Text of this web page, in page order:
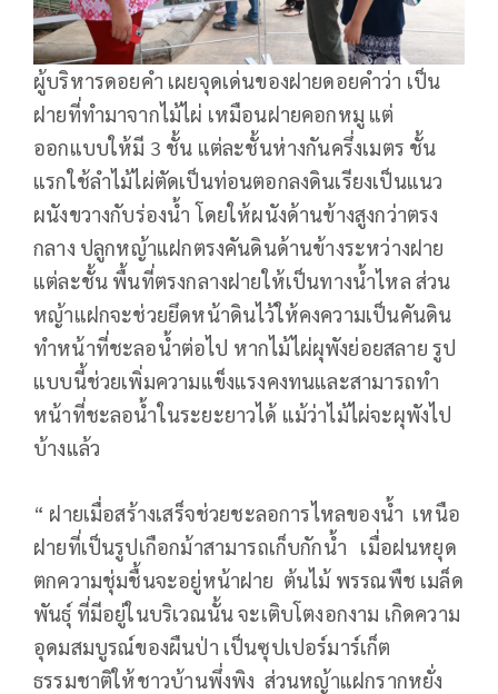
ผู้บริหารดอยคำ เผยจุดเด่นของฝายดอยคำว่า เป็น
ฝายที่ทำมาจากไม้ไผ่ เหมือนฝายคอกหมู แต่
ออกแบบให้มี 3 ชั้น แต่ละชั้นห่างกันครึ่งเมตร ชั้น
แรกใช้ลำไม้ไผ่ตัดเป็นท่อนตอกลงดินเรียงเป็นแนว
ผนังขวางกับร่องน้ำ โดยให้ผนังด้านข้างสูงกว่าตรง
กลาง ปลูกหญ้าแฝกตรงคันดินด้านข้างระหว่างฝาย
แต่ละชั้น พื้นที่ตรงกลางฝายให้เป็นทางน้ำไหล ส่วน
หญ้าแฝกจะช่วยยึดหน้าดินไว้ให้คงความเป็นคันดิน
ทำหน้าที่ชะลอน้ำต่อไป หากไม้ไผ่ผุพังย่อยสลาย รูป
แบบนี้ช่วยเพิ่มความแข็งแรงคงทนและสามารถทำ
หน้าที่ชะลอน้ำในระยะยาวได้ แม้ว่าไม้ไผ่จะผุพังไป
บ้างแล้ว
“ ฝายเมื่อสร้างเสร็จช่วยชะลอการไหลของน้ำ เหนือ
ฝายที่เป็นรูปเกือกม้าสามารถเก็บกักน้ำ เมื่อฝนหยุด
ตกความชุ่มชื้นจะอยู่หน้าฝาย ต้นไม้ พรรณพืช เมล็ด
พันธุ์ ที่มีอยู่ในบริเวณนั้น จะเติบโตงอกงาม เกิดความ
อุดมสมบูรณ์ของผืนป่า เป็นซุปเปอร์มาร์เก็ต
ธรรมชาติให้ชาวบ้านพึ่งพิง ส่วนหญ้าแฝกรากหยั่ง